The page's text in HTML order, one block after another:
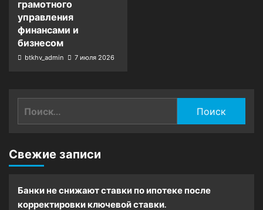
грамотного
управления
финансами и
бизнесом
btkhv_admin 7 июля 2026
Свежие записи
Банки не снижают ставки по ипотеке после
корректировки ключевой ставки.